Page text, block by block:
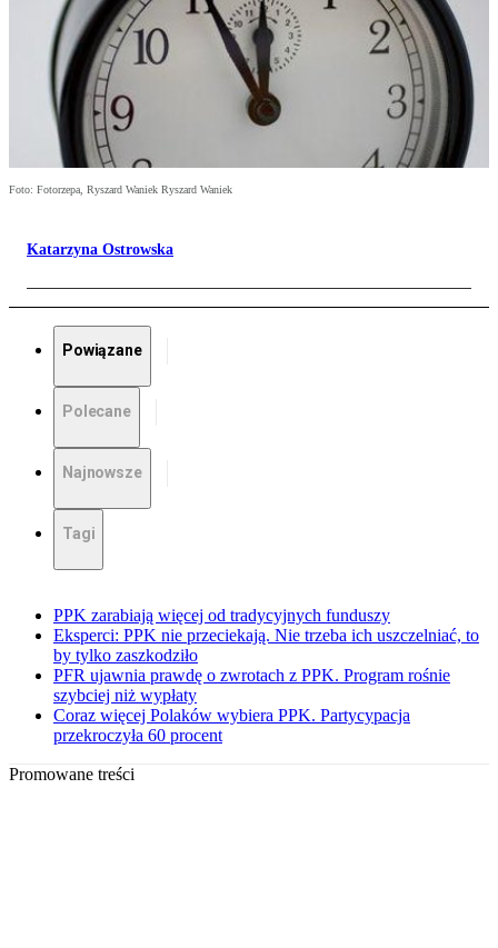
Foto: Fotorzepa, Ryszard Waniek Ryszard Waniek
Katarzyna Ostrowska
Powiązane
Polecane
Najnowsze
Tagi
PPK zarabiają więcej od tradycyjnych funduszy
Eksperci: PPK nie przeciekają. Nie trzeba ich uszczelniać, to
by tylko zaszkodziło
PFR ujawnia prawdę o zwrotach z PPK. Program rośnie
szybciej niż wypłaty
Coraz więcej Polaków wybiera PPK. Partycypacja
przekroczyła 60 procent
Promowane treści